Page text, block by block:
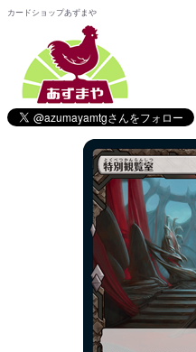
カードショップあずまや